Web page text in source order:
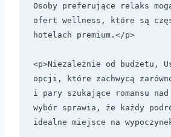
Osoby preferujące relaks
ofert wellness, które są
hotelach premium.</p>
<p>Niezależnie od budżetu,
opcji, które zachwycą
i pary szukające romansu nad
wybór sprawia, że każdy
idealne miejsce na